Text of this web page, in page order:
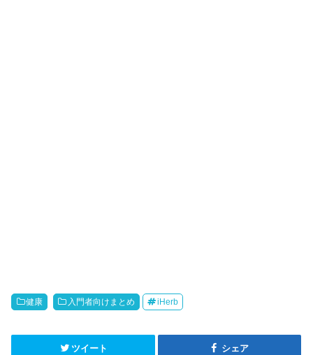
健康 入門者向けまとめ iHerb
ツイート シェア